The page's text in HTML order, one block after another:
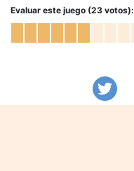
Evaluar este juego (23 votos):